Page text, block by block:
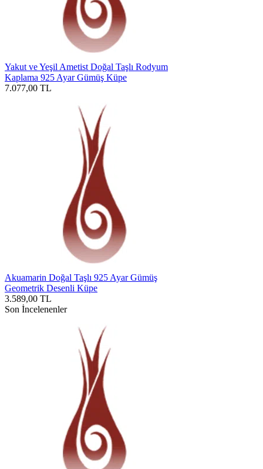
Yakut ve Yeşil Ametist Doğal Taşlı Rodyum
Kaplama 925 Ayar Gümüş Küpe
7.077,00 TL
Akuamarin Doğal Taşlı 925 Ayar Gümüş
Geometrik Desenli Küpe
3.589,00 TL
Son İncelenenler